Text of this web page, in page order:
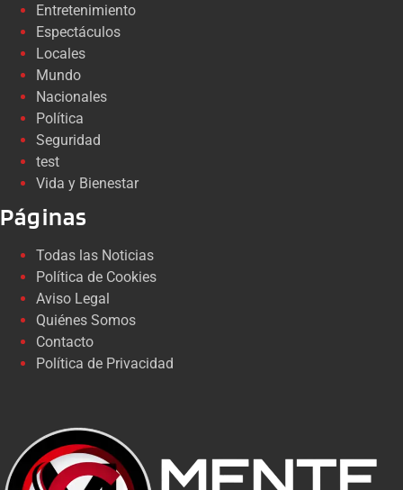
Entretenimiento
Espectáculos
Locales
Mundo
Nacionales
Política
Seguridad
test
Vida y Bienestar
Páginas
Todas las Noticias
Política de Cookies
Aviso Legal
Quiénes Somos
Contacto
Política de Privacidad